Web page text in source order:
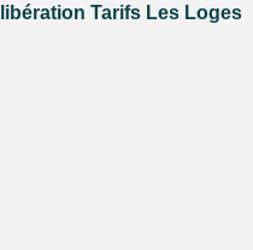
Tarifs Les Loges